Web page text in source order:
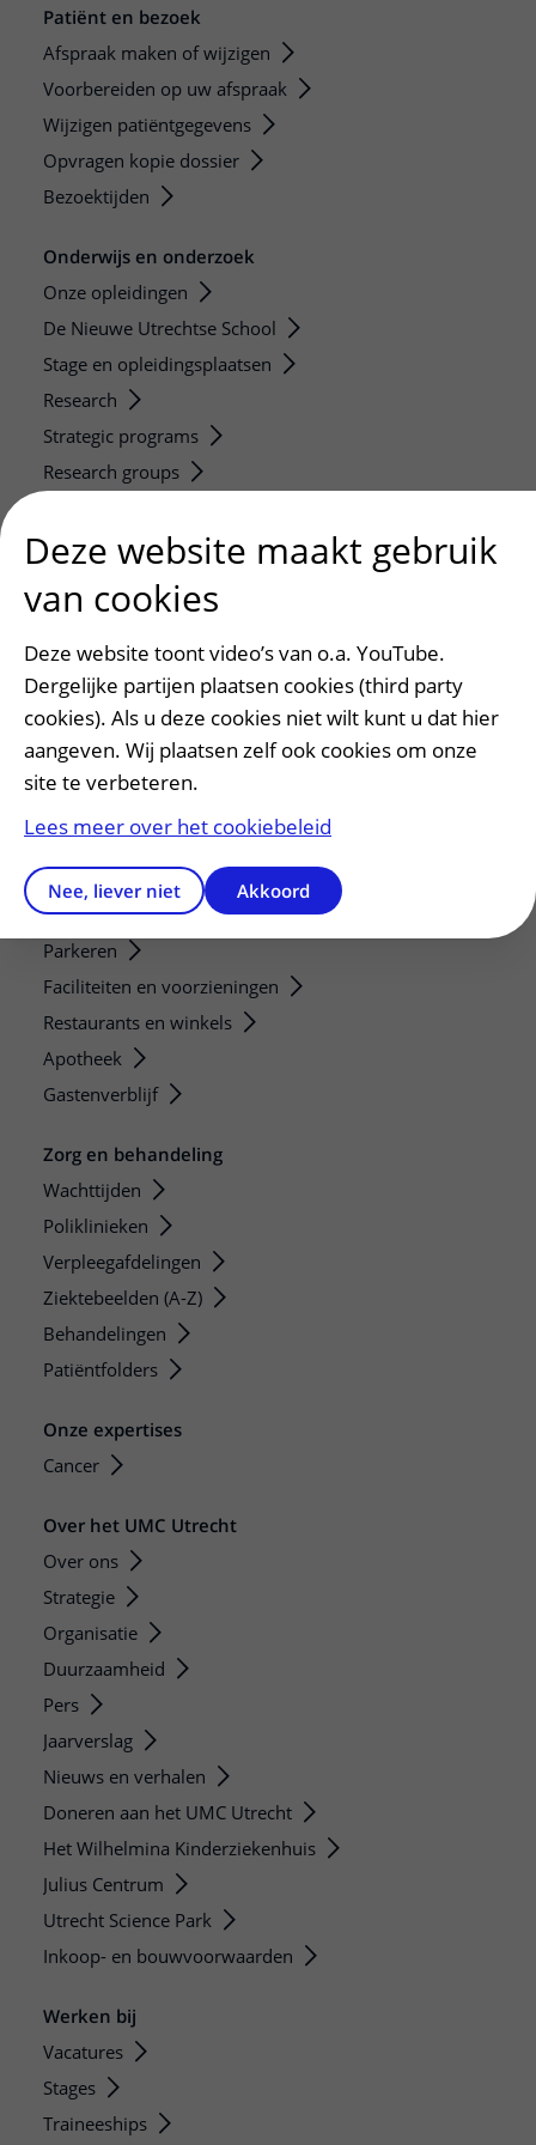
Patiënt en bezoek
Afspraak maken of wijzigen
Voorbereiden op uw afspraak
Wijzigen patiëntgegevens
Opvragen kopie dossier
Bezoektijden
Onderwijs en onderzoek
Onze opleidingen
De Nieuwe Utrechtse School
Stage en opleidingsplaatsen
Research
Strategic programs
Research groups
Research technologies
Verwijzers
Mijn patiënt verwijzen
Teleconsult aanvragen
Diagnostiek aanvragen
Zorgverlenersportaal
Contact
Wat is uw ervaring met het UMC Utrecht?
Adres en route
Parkeren
Faciliteiten en voorzieningen
Restaurants en winkels
Apotheek
Gastenverblijf
Zorg en behandeling
Wachttijden
Poliklinieken
Verpleegafdelingen
Ziektebeelden (A-Z)
Behandelingen
Patiëntfolders
Onze expertises
Cancer
Over het UMC Utrecht
Over ons
Strategie
Organisatie
Duurzaamheid
Pers
Jaarverslag
Nieuws en verhalen
Doneren aan het UMC Utrecht
Het Wilhelmina Kinderziekenhuis
Julius Centrum
Utrecht Science Park
Inkoop- en bouwvoorwaarden
Werken bij
Vacatures
Stages
Traineeships
Deze website maakt gebruik
van cookies
Deze website toont video’s van o.a. YouTube.
Dergelijke partijen plaatsen cookies (third party
cookies). Als u deze cookies niet wilt kunt u dat hier
aangeven. Wij plaatsen zelf ook cookies om onze
site te verbeteren.
Lees meer over het cookiebeleid
Nee, liever niet Akkoord